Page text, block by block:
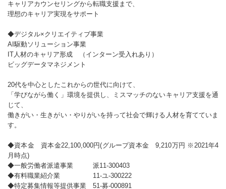
キャリアカウンセリングから転職支援まで、
理想のキャリア実現をサポート
◆デジタル×クリエイティブ事業
AI駆動ソリューション事業
IT人材のキャリア形成 （インターン受入れあり）
ビッグデータマネジメント
20代を中心としたこれからの世代に向けて、
「学びながら働く」環境を提供し、ミスマッチのないキャリア支援を通
じて、
働きがい・生きがい・やりがいを持って社会で輝ける人材を育てていま
す。
◆資本金 資本金22,100,000円(グループ資本金 9,210万円 ※2021年4
月時点)
◆一般労働者派遣事業 派11-300403
◆有料職業紹介業 11-ユ-300222
◆特定募集情報等提供事業 51-募-000891